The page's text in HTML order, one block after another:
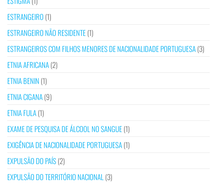
ESTRANGEIRO (1)
ESTRANGEIRO NÃO RESIDENTE(1)
ESTRANGEIROS COM FILHOS MENORES DE NACIONALIDADE PORTUGUESA(3)
ETNIA AFRICANA(2)
ETNIA BENIN (1)
ETNIA CIGANA(9)
ETNIA FULA(1)
EXAME DE PESQUISA DE ÁLCOOL NO SANGUE(1)
EXIGÊNCIA DE NACIONALIDADE PORTUGUESA(1)
EXPULSÃO DO PAÍS(2)
EXPULSÃO DO TERRITÓRIO NACIONAL (3)